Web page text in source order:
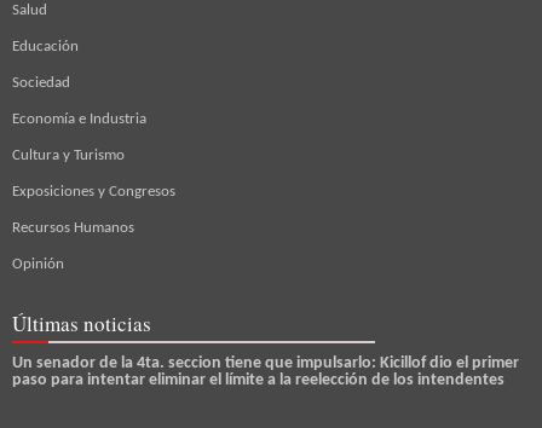
Salud
Educación
Sociedad
Economía e Industria
Cultura y Turismo
Exposiciones y Congresos
Recursos Humanos
Opinión
Últimas noticias
Un senador de la 4ta. seccion tiene que impulsarlo: Kicillof dio el primer
paso para intentar eliminar el límite a la reelección de los intendentes